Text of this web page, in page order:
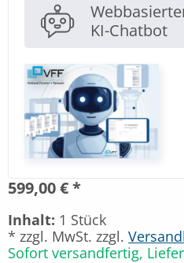
KI-Chatbot
599,00 € *
Inhalt: 1 Stück
* zzgl. MwSt. zzgl.
Sofort versandfertig,